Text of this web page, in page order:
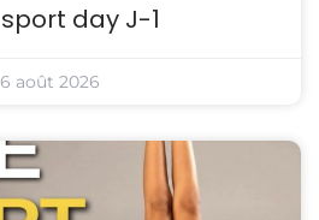
day J-1
6 août 2026